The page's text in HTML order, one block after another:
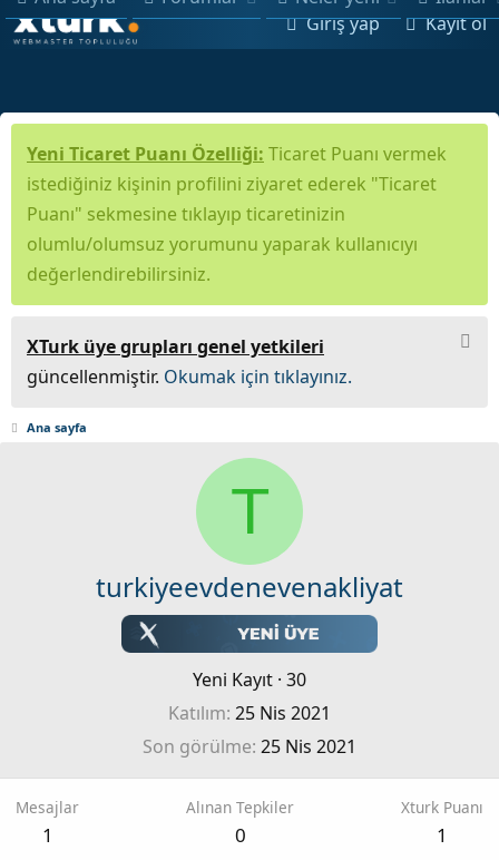
Giriş yap Kayıt ol
Yeni Ticaret Puanı Özelliği: Ticaret Puanı vermek
istediğiniz kişinin profilini ziyaret ederek "Ticaret
Puanı" sekmesine tıklayıp ticaretinizin
olumlu/olumsuz yorumunu yaparak kullanıcıyı
değerlendirebilirsiniz.
XTurk üye grupları genel yetkileri
güncellenmiştir. Okumak için tıklayınız.
Ana sayfa
T
turkiyeevdenevenakliyat
Yeni Kayıt · 30
Katılım 25 Nis 2021
Son görülme 25 Nis 2021
Mesajlar
1
Alınan Tepkiler
0
Xturk Puanı
1